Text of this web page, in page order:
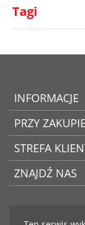
Tagi
INFORMACJE
PRZY ZAKUPIE
STREFA
ZNAJDŹ NAS